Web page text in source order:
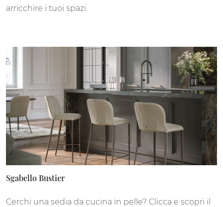
arricchire i tuoi spazi.
Sgabello Bustier
Cerchi una sedia da cucina in pelle? Clicca e scopri il